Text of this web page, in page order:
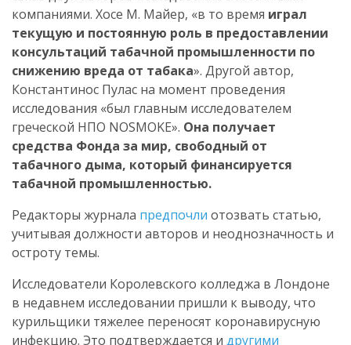
компаниями. Хосе М. Майер, «в то время играл
текущую и постоянную роль в предоставлении
консультаций табачной промышленности по
снижению вреда от табака». Другой автор,
Константинос Пулас на момент проведения
исследования «был главным исследователем
греческой НПО NOSMOKE». Она получает
средства Фонда за мир, свободный от
табачного дыма, который финансируется
табачной промышленностью.
Редакторы журнала предпочли отозвать статью,
учитывая должности авторов и неоднозначность и
остроту темы.
Исследователи Королевского колледжа в Лондоне
в недавнем исследовании пришли к выводу, что
курильщики тяжелее переносят коронавирусную
инфекцию. Это подтверждается и другими